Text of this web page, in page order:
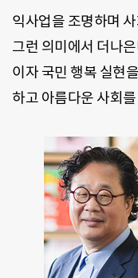
익사업을 조명하며
그런 의미에서 더나
이자 국민 행복 실현
하고 아름다운 사회